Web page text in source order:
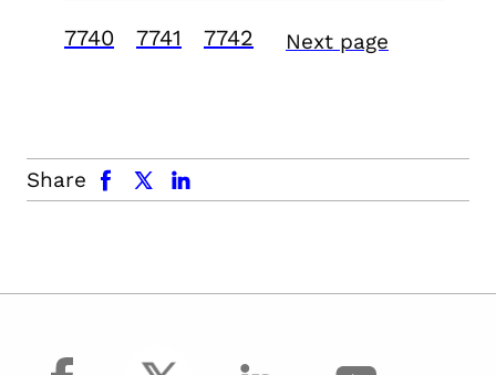
7740 7741 7742 Next page
Share
facebook x.com linkedin
facebook